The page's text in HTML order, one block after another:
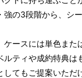
強の3段階から、シ
ケースには単色また
ルティや成約特典は
てもご提案いただ